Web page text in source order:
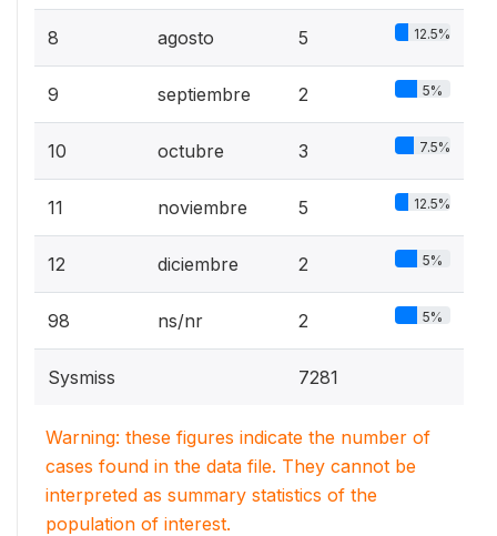
8 agosto 5 12.5%
9 septiembre 2 5%
10 octubre 3 7.5%
11 noviembre 5 12.5%
12 diciembre 2 5%
98 ns/nr 2 5%
Sysmiss 7281
Warning: these figures indicate the number of
cases found in the data file. They cannot be
interpreted as summary statistics of the
population of interest.